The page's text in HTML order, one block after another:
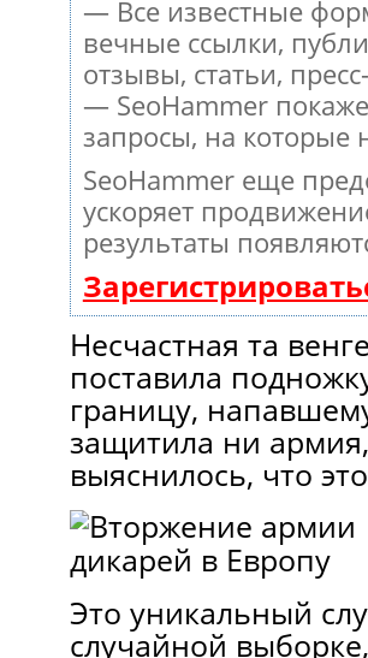
— Все известные
вечные ссылки,
отзывы, статьи,
— SeoHammer
запросы, на которые
SeoHammer еще
ускоряет
результаты
Несчастная та
поставила
границу,
защитила ни
выяснилось, что
Это уникальный
случайной